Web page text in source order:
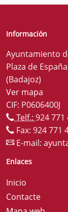
Información
Ayuntamiento
Plaza de
(Badajoz)
Ver mapa
CIF: P0606400J
Telf.: 924 771
Fax: 924 771
E-mail:
Enlaces
Inicio
Contacte